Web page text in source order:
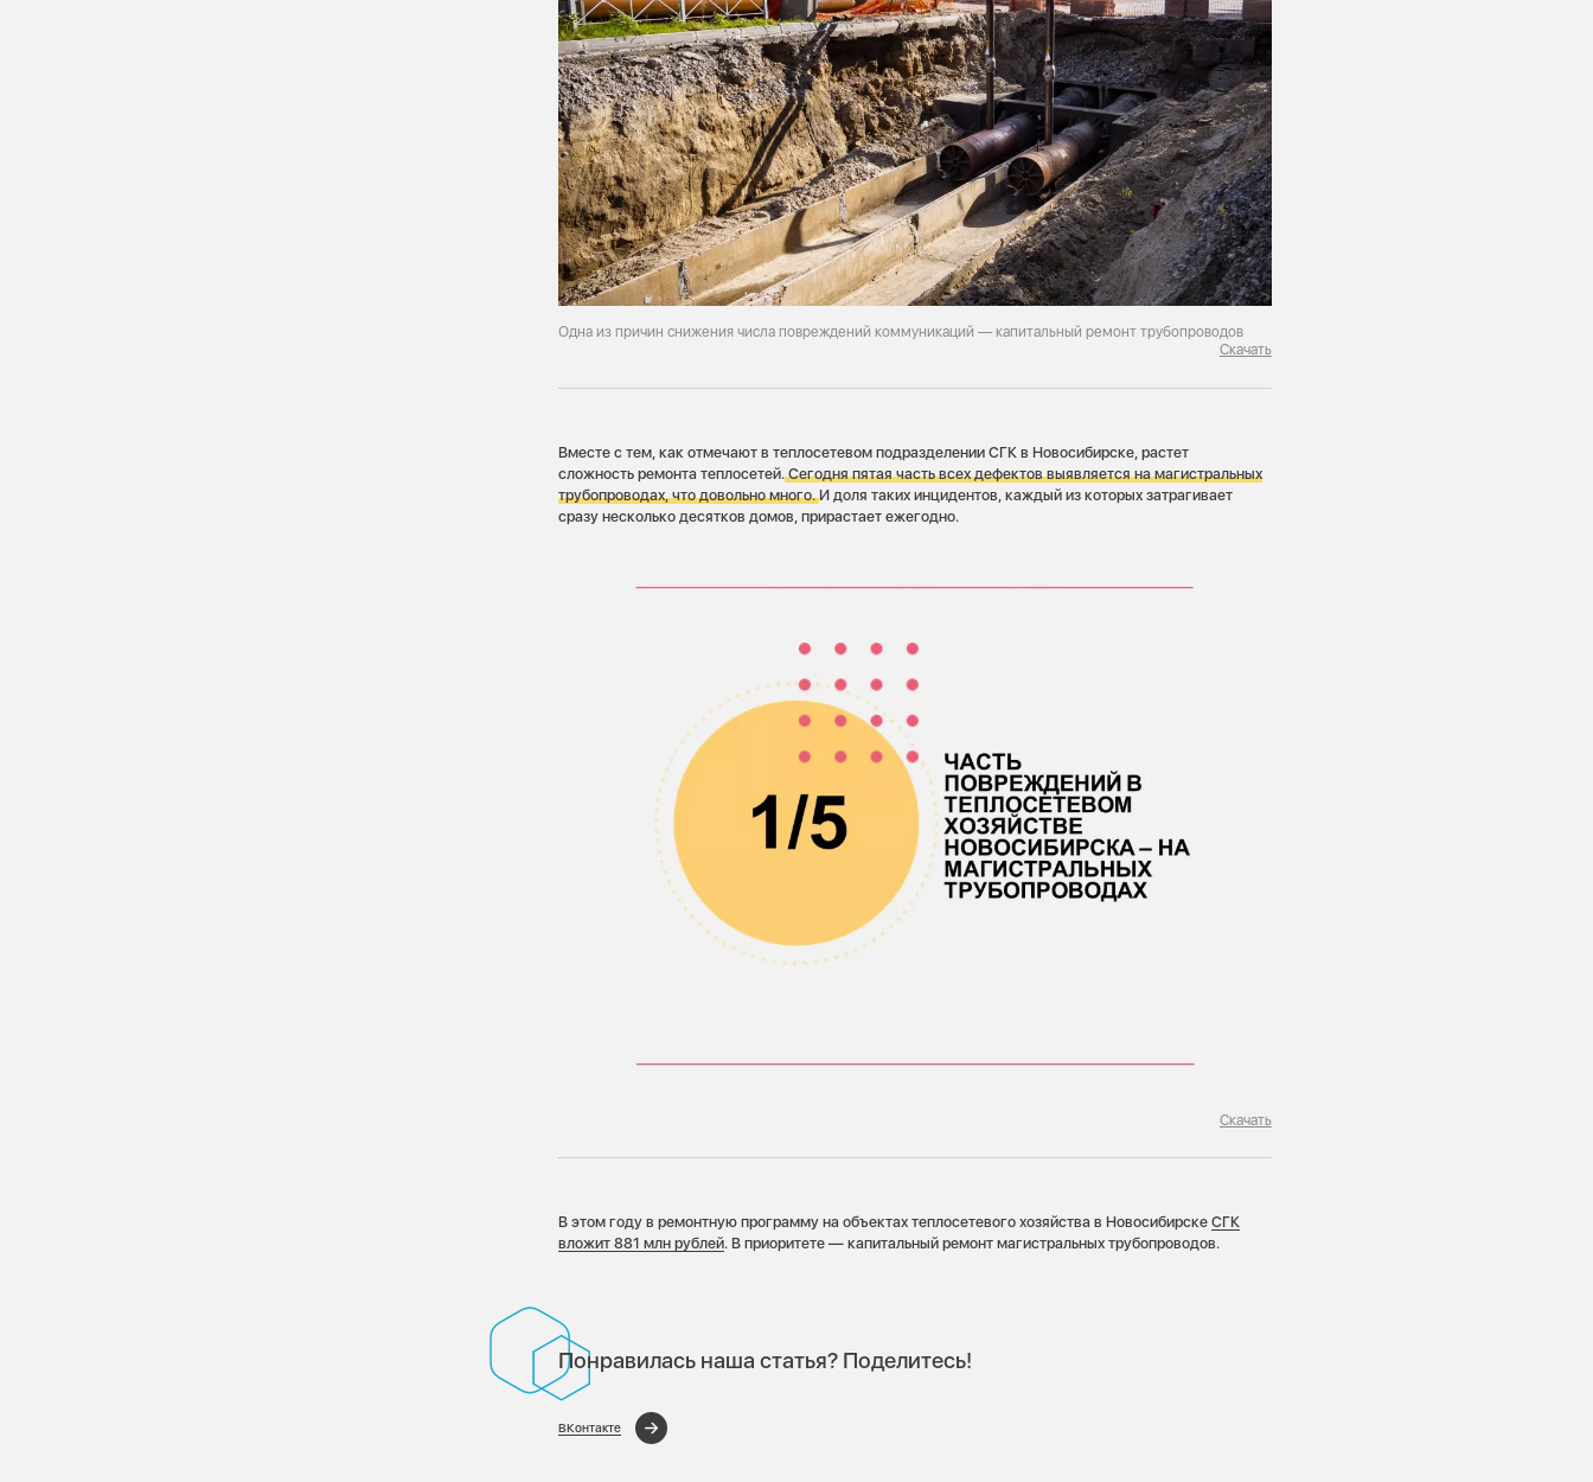
Одна из причин снижения числа повреждений коммуникаций — капитальный ремонт трубопроводов
Скачать
Вместе с тем, как отмечают в теплосетевом подразделении СГК в Новосибирске, растет
сложность ремонта теплосетей.Сегодня пятая часть всех дефектов выявляется на магистральных
трубопроводах, что довольно много.И доля таких инцидентов, каждый из которых затрагивает
сразу несколько десятков домов, прирастает ежегодно.
Скачать
В этом году в ремонтную программу на объектах теплосетевого хозяйства в НовосибирскеСГК
вложит 881 млн рублей. В приоритете — капитальный ремонт магистральных трубопроводов.
Понравилась наша статья? Поделитесь!
ВКонтакте